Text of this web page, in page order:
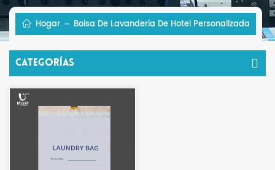
Hogar Bolsa De Lavandería De Hotel Personalizada
Categorías